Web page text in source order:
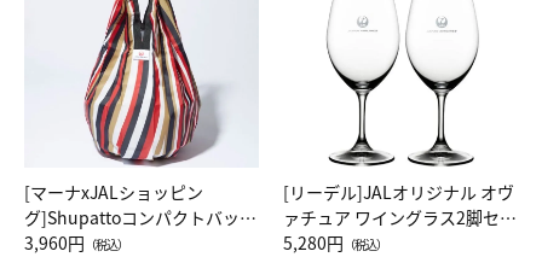
[マーナxJALショッピン
グ]Shupattoコンパクトバッグ
Drop JAL客室乗務員（LC）ス
3,960円 （税込）
[リーデル]JALオリジナル オヴ
ァチュア ワイングラス2脚セッ
ト（レッドワイン）
5,280円 （税込）